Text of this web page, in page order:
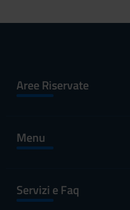
Aree Riservate
Menu
Servizi e Faq